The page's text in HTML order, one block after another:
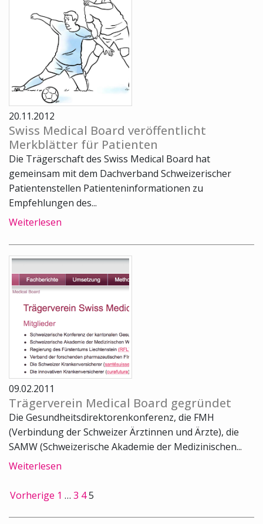
20.11.2012
Swiss Medical Board veröffentlicht
Merkblätter für Patienten
Die Trägerschaft des Swiss Medical Board hat
gemeinsam mit dem Dachverband Schweizerischer
Patientenstellen Patienteninformationen zu
Empfehlungen des...
Weiterlesen
09.02.2011
Trägerverein Medical Board gegründet
Die Gesundheitsdirektorenkonferenz, die FMH
(Verbindung der Schweizer Ärztinnen und Ärzte), die
SAMW (Schweizerische Akademie der Medizinischen...
Weiterlesen
Vorherige 1 … 3 45